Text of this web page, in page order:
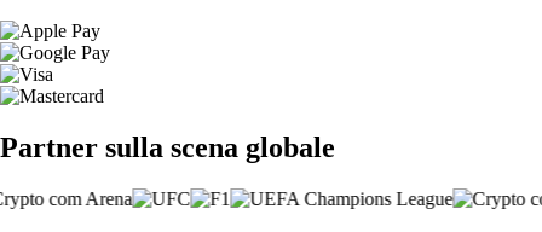
Partner sulla scena globale